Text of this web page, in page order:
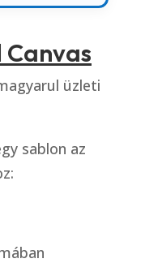
Canvas
üzleti
sablon az